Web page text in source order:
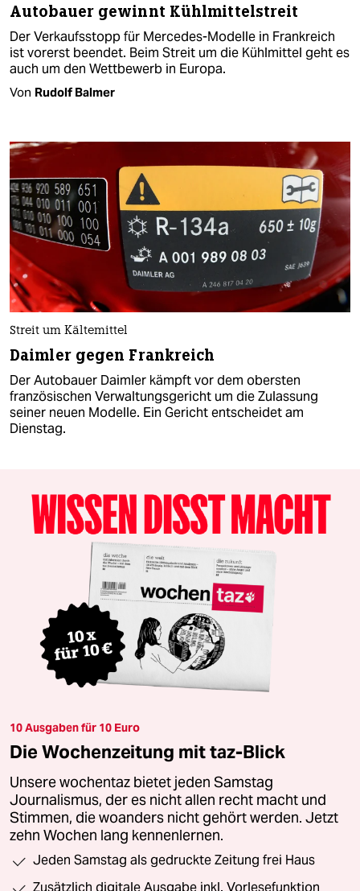
Autobauer gewinnt Kühlmittelstreit
Der Verkaufsstopp für Mercedes-Modelle in Frankreich
ist vorerst beendet. Beim Streit um die Kühlmittel geht es
auch um den Wettbewerb in Europa.
Von Rudolf Balmer
Streit um Kältemittel
Daimler gegen Frankreich
Der Autobauer Daimler kämpft vor dem obersten
französischen Verwaltungsgericht um die Zulassung
seiner neuen Modelle. Ein Gericht entscheidet am
Dienstag.
10 Ausgaben für 10 Euro
Die Wochenzeitung mit taz-Blick
Unsere wochentaz bietet jeden Samstag
Journalismus, der es nicht allen recht macht und
Stimmen, die woanders nicht gehört werden. Jetzt
zehn Wochen lang kennenlernen.
Jeden Samstag als gedruckte Zeitung frei Haus
Zusätzlich digitale Ausgabe inkl. Vorlesefunktion